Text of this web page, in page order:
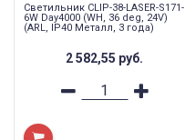
Светильник CLIP-38-LASER-S171-
6W Day4000 (WH, 36 deg, 24V)
(ARL, IP40 Металл, 3 года)
2 582,55 руб.